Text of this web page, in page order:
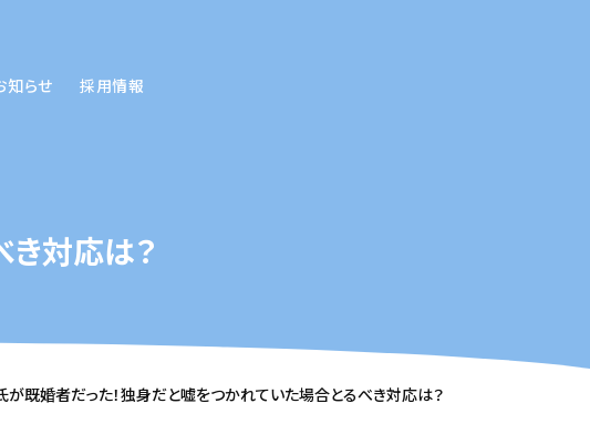
知らせ 採用情報
対応は？
が既婚者だった！独身だと嘘をつかれていた場合とるべき対応は？